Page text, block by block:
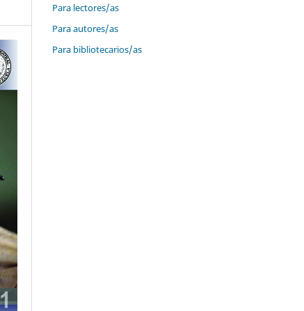
Para lectores/as
Para autores/as
Para bibliotecarios/as